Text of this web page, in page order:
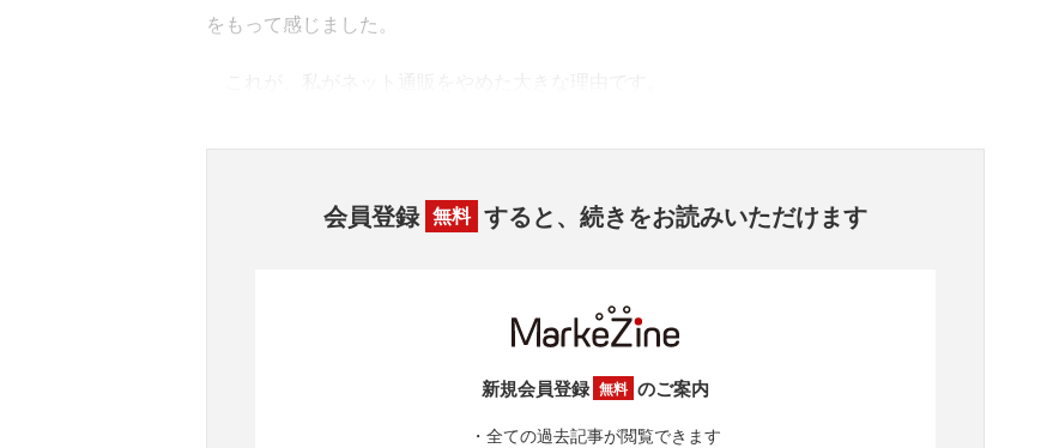
をもって感じました。
会員登録 無料 すると、続きをお読みいただけます
新規会員登録 無料 のご案内
・全ての過去記事が閲覧できます